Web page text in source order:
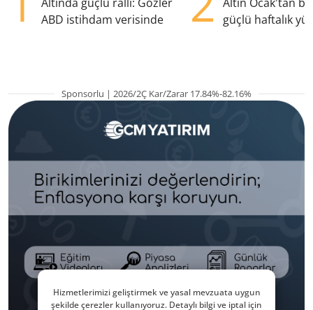
ABD istihdam verisinde
güçlü haftalık
Sponsorlu | 2026/2Ç Kar/Zarar 17.84%-82.16%
Hizmetlerimizi geliştirmek ve yasal mevzuata uygun
şekilde çerezler kullanıyoruz. Detaylı bilgi ve iptal için